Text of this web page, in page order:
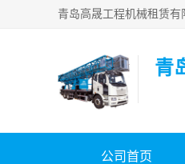
青
公司首页